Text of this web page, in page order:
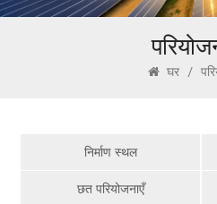
घर /
निर्माण स्थल
छत परियोजनाएँ